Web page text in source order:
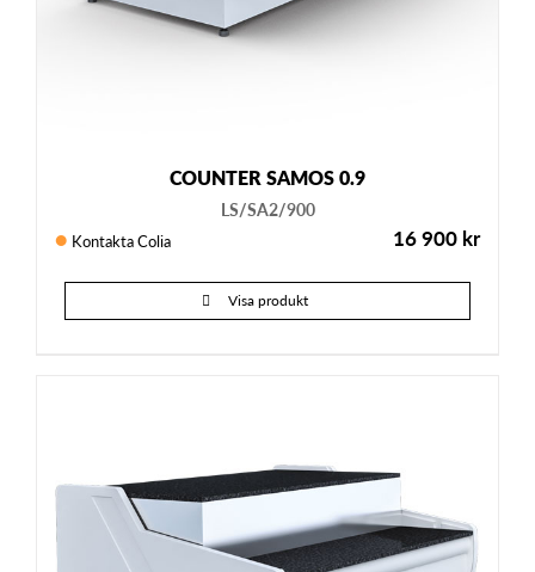
COUNTER SAMOS 0.9
LS/SA2/900
Kontakta Colia 16 900 kr
Visa produkt